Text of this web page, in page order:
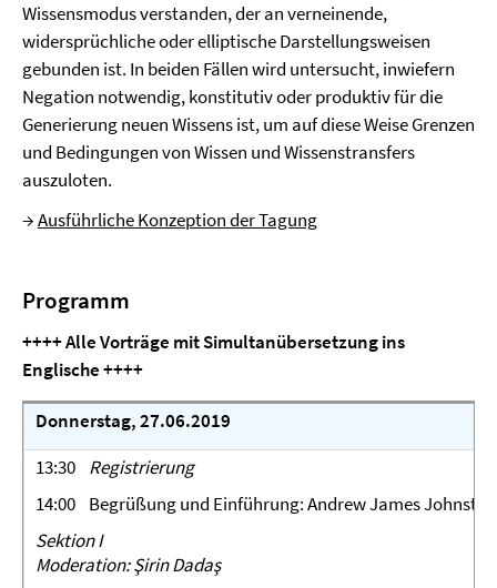
Wissensmodus verstanden, der an verneinende,
widersprüchliche oder elliptische Darstellungsweisen
gebunden ist. In beiden Fällen wird untersucht, inwiefern
Negation notwendig, konstitutiv oder produktiv für die
Generierung neuen Wissens ist, um auf diese Weise Grenzen
und Bedingungen von Wissen und Wissenstransfers
auszuloten.
→Ausführliche Konzeption der Tagung
Programm
++++Alle Vorträge mit Simultanübersetzung ins
Englische++++
Donnerstag, 27.06.2019
13:30 Registrierung
14:00 Begrüßung und Einführung: Andrew James Johnston
Sektion I
Moderation: Şirin Dadaş